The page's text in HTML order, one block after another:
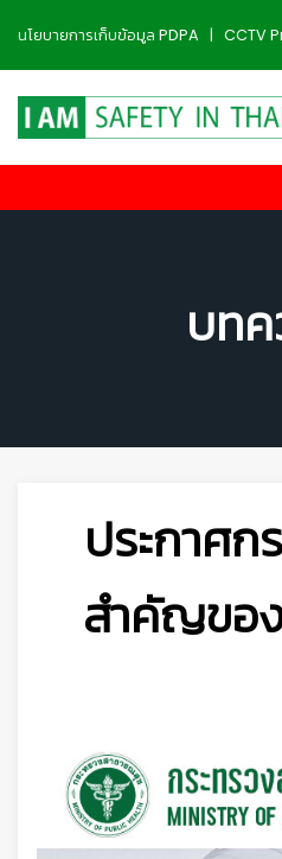
นโยบายการเก็บข้อมูล PDPA | CCTV
บทค
ประกาศก
สำคัญขอ